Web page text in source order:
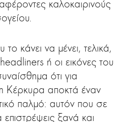
καλοκαιρινούς
κάνει να μένει, τελικά,
ή οι εικόνες του
ότι για
Κέρκυρα αποκτά έναν
παλμό: αυτόν που σε
επιστρέψεις ξανά και